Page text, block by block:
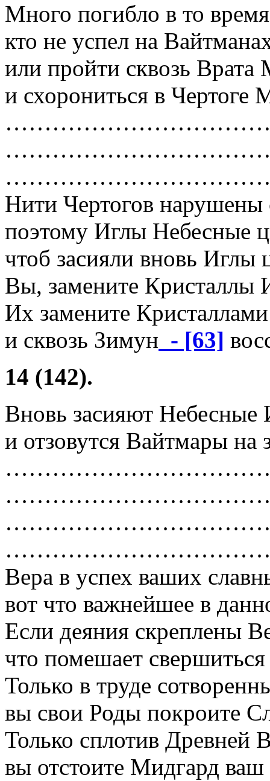
Много погибло в то
кто не успел на
или пройти сквозь
и схорониться в Чертоге
Нити Чертогов нарушены
поэтому Иглы Небесные
чтоб засияли вновь Иглы
Вы, замените Кристаллы
Их замените
и сквозь Зимун - [63]
14 (142).
Вновь засияют Небесные
и отзовутся Вайтмары на
Вера в успех ваших
вот что важнейшее в
Если деяния скреплены
что помешает
Только в труде
вы свои Роды покроите
Только сплотив Древней
вы отстоите Мидгард